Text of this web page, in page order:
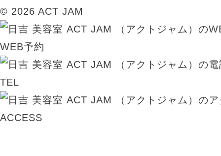
© 2026 ACT JAM
WEB予約
TEL
ACCESS